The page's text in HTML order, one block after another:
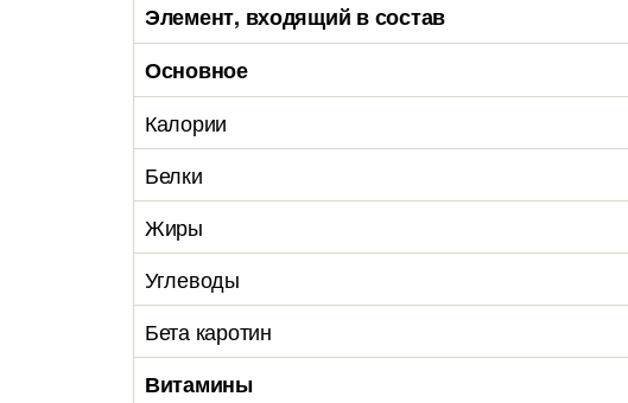
Элемент, входящий в состав
Основное
Калории
Белки
Жиры
Углеводы
Бета каротин
Витамины